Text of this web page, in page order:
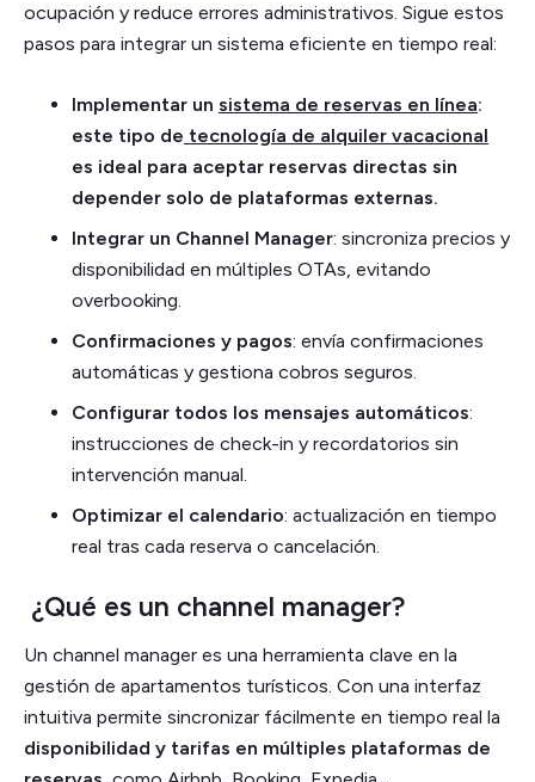
ocupación y reduce errores administrativos. Sigue estos
pasos para integrar un sistema eficiente en tiempo real:
Implementar un sistema de reservas en línea:
este tipo de tecnología de alquiler vacacional
es ideal para aceptar reservas directas sin
depender solo de plataformas externas.
Integrar un Channel Manager: sincroniza precios y
disponibilidad en múltiples OTAs, evitando
overbooking.
Confirmaciones y pagos: envía confirmaciones
automáticas y gestiona cobros seguros.
Configurar todos los mensajes automáticos:
instrucciones de check-in y recordatorios sin
intervención manual.
Optimizar el calendario: actualización en tiempo
real tras cada reserva o cancelación.
¿Qué es un channel manager?
Un channel manager es una herramienta clave en la
gestión de apartamentos turísticos. Con una interfaz
intuitiva permite sincronizar fácilmente en tiempo real la
disponibilidad y tarifas en múltiples plataformas de